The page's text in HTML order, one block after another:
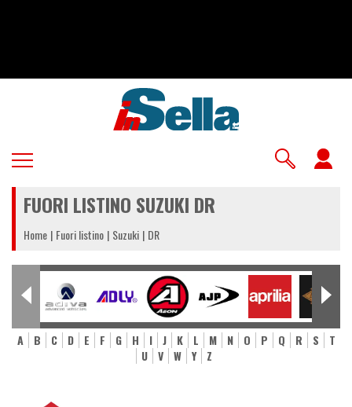
FUORI LISTINO SUZUKI DR
Home Fuori listino Suzuki DR
A B C D E F G H I J K L M N O P Q R S
T
U
V W Y Z